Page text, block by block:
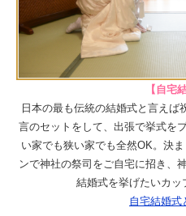
【自宅
日本の最も伝統の結婚式と言えば
言のセットをして、出張で挙式を
い家でも狭い家でも全然OK。決
ンで神社の祭司をご自宅に招き、
結婚式を挙げたいカッ
自宅結婚式